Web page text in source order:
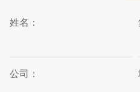
姓名：
公司：